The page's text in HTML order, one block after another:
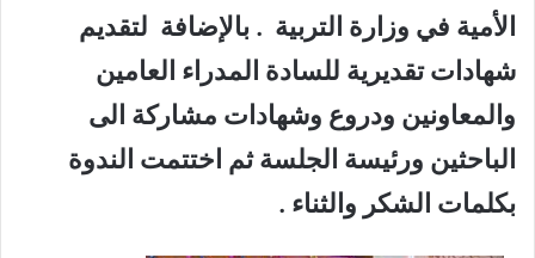
الأمية في وزارة التربية . بالإضافة لتقديم
شهادات تقديرية للسادة المدراء العامين
والمعاونين ودروع وشهادات مشاركة الى
الباحثين ورئيسة الجلسة ثم اختتمت الندوة
بكلمات الشكر والثناء .